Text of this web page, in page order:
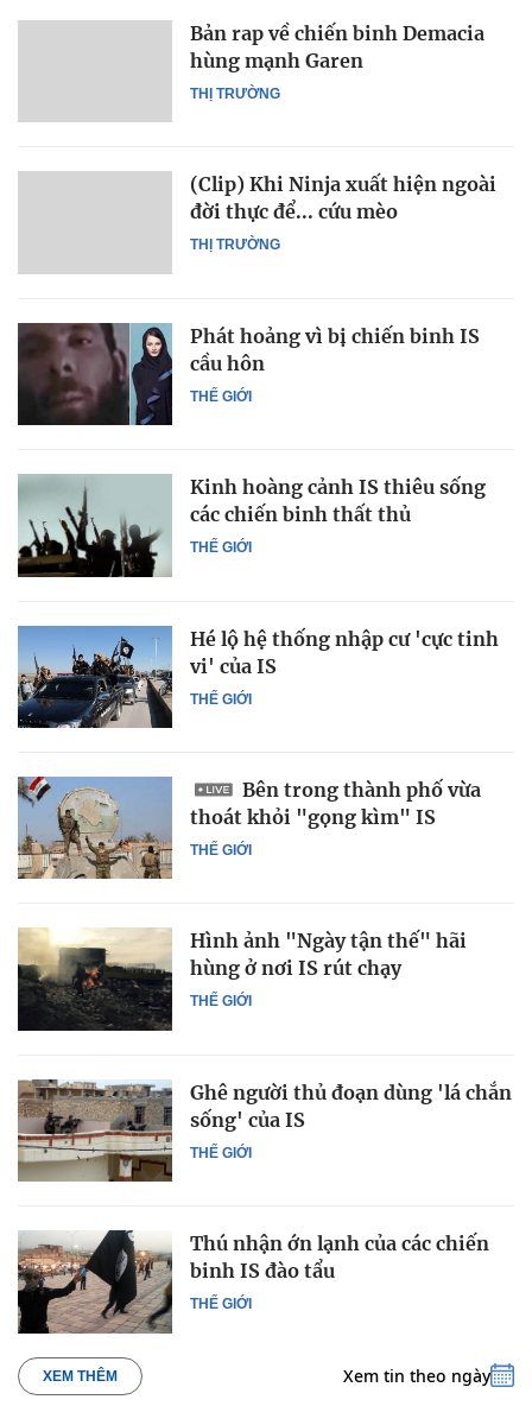
THỊ TRƯỜNG
Bản rap về chiến binh Demacia
hùng mạnh Garen
THỊ TRƯỜNG
(Clip) Khi Ninja xuất hiện ngoài
đời thực để... cứu mèo
THẾ GIỚI
Phát hoảng vì bị chiến binh IS
cầu hôn
THẾ GIỚI
Kinh hoàng cảnh IS thiêu sống
các chiến binh thất thủ
THẾ GIỚI
Hé lộ hệ thống nhập cư 'cực tinh
vi' của IS
THẾ GIỚI
Bên trong thành phố vừa
thoát khỏi "gọng kìm" IS
THẾ GIỚI
Hình ảnh "Ngày tận thế" hãi
hùng ở nơi IS rút chạy
THẾ GIỚI
Ghê người thủ đoạn dùng 'lá chắn
sống' của IS
THẾ GIỚI
Thú nhận ớn lạnh của các chiến
binh IS đào tẩu
XEM THÊM Xem tin theo ngày